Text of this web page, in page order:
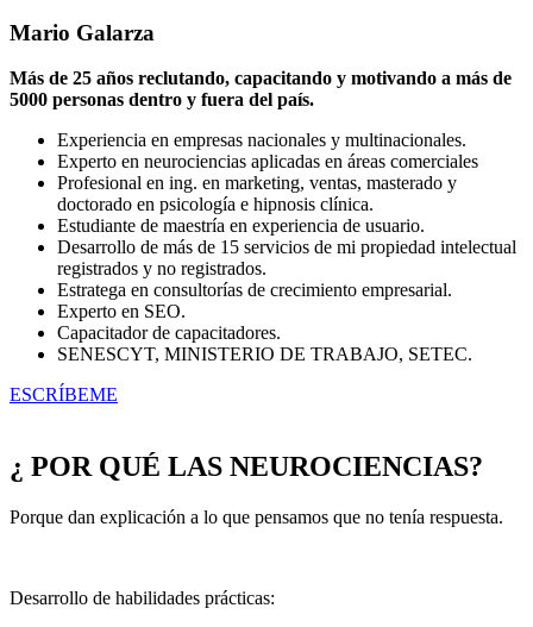
Mario Galarza
Más de 25 años reclutando, capacitando y motivando a más de
5000 personas dentro y fuera del país.
Experiencia en empresas nacionales y multinacionales.
Experto en neurociencias aplicadas en áreas comerciales
Profesional en ing. en marketing, ventas, masterado y
doctorado en psicología e hipnosis clínica.
Estudiante de maestría en experiencia de usuario.
Desarrollo de más de 15 servicios de mi propiedad intelectual
registrados y no registrados.
Estratega en consultorías de crecimiento empresarial.
Experto en SEO.
Capacitador de capacitadores.
SENESCYT, MINISTERIO DE TRABAJO, SETEC.
ESCRÍBEME
¿ POR QUÉ LAS NEUROCIENCIAS?
Porque dan explicación a lo que pensamos que no tenía respuesta.
Desarrollo de habilidades prácticas: